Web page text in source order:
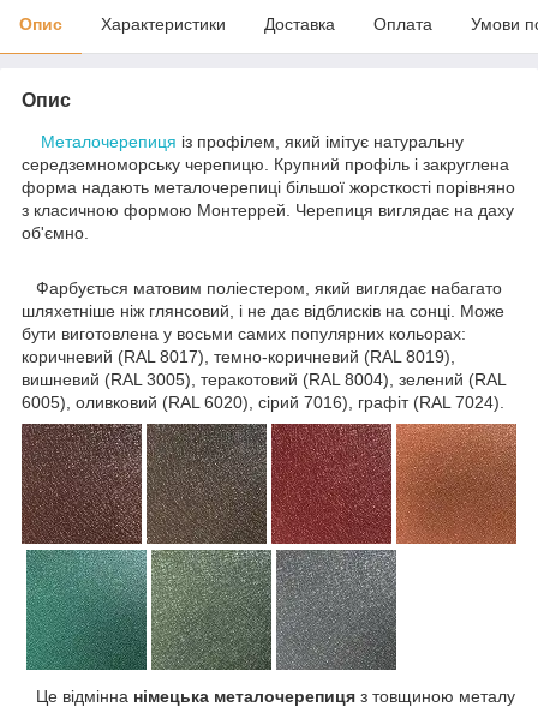
Опис Характеристики Доставка Оплата Умови
Опис
Металочерепиця із профілем, який імітує натуральну
середземноморську черепицю. Крупний профіль і закруглена
форма надають металочерепиці більшої жорсткості порівняно
з класичною формою Монтеррей. Черепиця виглядає на даху
об'ємно.
Фарбується матовим поліестером, який виглядає набагато
шляхетніше ніж глянсовий, і не дає відблисків на сонці. Може
бути виготовлена у восьми самих популярних кольорах:
коричневий (RAL 8017), темно-коричневий (RAL 8019),
вишневий (RAL 3005), теракотовий (RAL 8004), зелений (RAL
6005), оливковий (RAL 6020), сірий 7016), графіт (RAL 7024).
Це відмінна німецька металочерепиця з товщиною металу